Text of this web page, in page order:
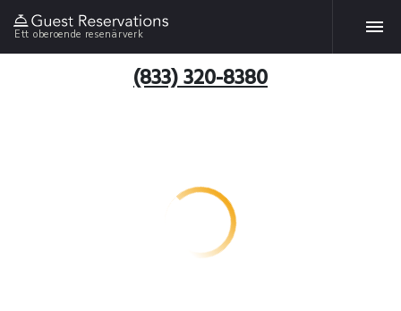
Ett oberoende resenärverk
(833) 320-8380